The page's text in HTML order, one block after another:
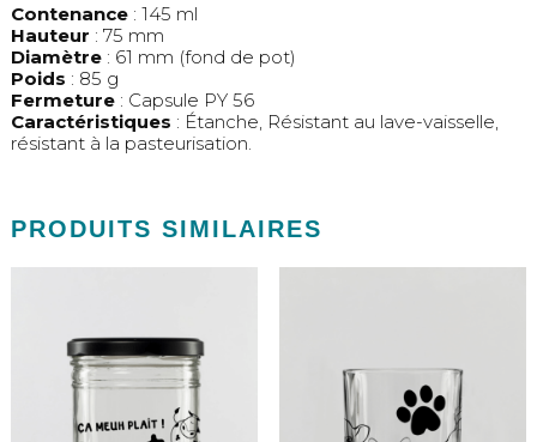
Contenance: 145 ml
Hauteur : 75 mm
Diamètre: 61 mm (fond de pot)
Poids : 85 g
Fermeture: Capsule PY 56
Caractéristiques : Étanche, Résistant au lave-vaisselle,
résistant à la pasteurisation.
PRODUITS SIMILAIRES